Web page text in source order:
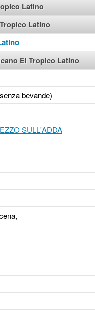
Latino
Latino
El Tropico Latino
bevande)
SULL'ADDA